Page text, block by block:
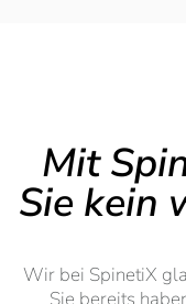
Mit
Sie kein
Wir bei SpinetiX